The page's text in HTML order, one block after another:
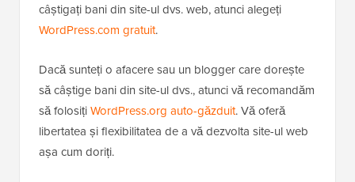
câștigați bani din site-ul dvs. web, atunci alegeți
WordPress.com gratuit.
Dacă sunteți o afacere sau un blogger care dorește
să câștige bani din site-ul dvs., atunci vă recomandăm
să folosițiWordPress.org auto-găzduit. Vă oferă
libertatea și flexibilitatea de a vă dezvolta site-ul web
așa cum doriți.